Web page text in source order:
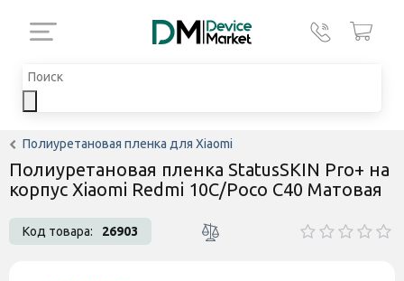
Полиуретановая пленка для Xiaomi
Полиуретановая пленка StatusSKIN Pro+ на
корпус Xiaomi Redmi 10C/Poco C40 Матовая
Код товара: 26903